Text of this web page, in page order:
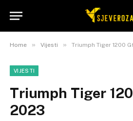
Home » Vijesti » Triumph Tiger 1200
VIJESTI
Triumph Tiger
2023